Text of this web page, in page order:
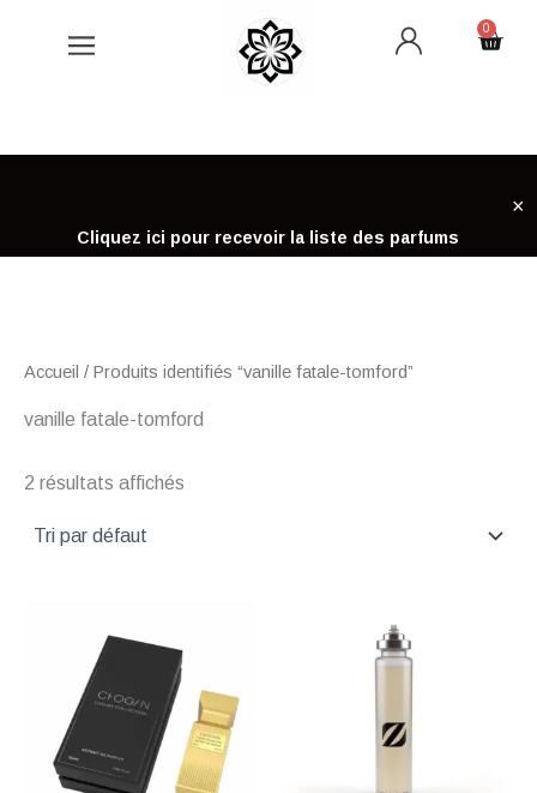
0
Cart
Cliquez ici pour recevoir la liste des parfums
×
Accueil / Produits identifiés “vanille fatale-tomford”
vanille fatale-tomford
2 résultats affichés
prix :
€ 2,00
à
€ 52,00